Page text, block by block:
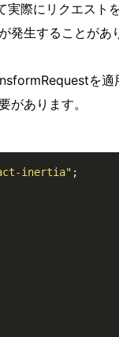
際にリクエスト
生することがあ
を
あります。
inertia" ;